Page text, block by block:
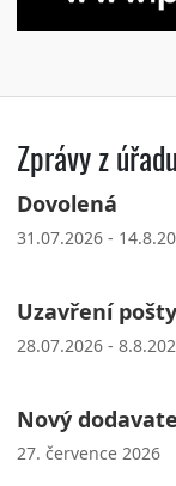
Zprávy z úřadu
Dovolená
31.07.2026 -
Uzavření
28.07.2026 -
Nový
27. července 2026